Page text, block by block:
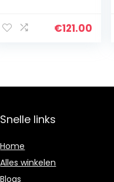
modules
€121.00
Snelle links
Home
Alles winkelen
Blogs